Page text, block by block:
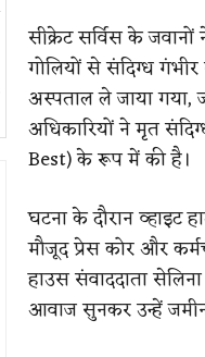
सीक्रेट सर्विस के
गोलियों से संदिग्ध
अस्पताल ले जाया गया,
अधिकारियों ने मृत
Best) के रूप में की है।
घटना के दौरान व्हाइट
मौजूद प्रेस कोर और
हाउस संवाददाता
आवाज सुनकर उन्हें